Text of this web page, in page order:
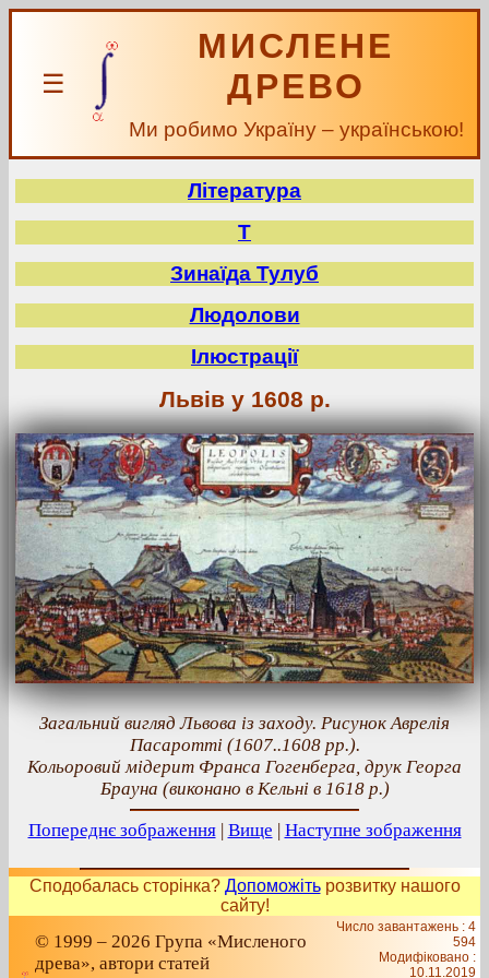
☰
МИСЛЕНЕ
ДРЕВО
Ми робимо Україну – українською!
Література
Т
Зинаїда Тулуб
Людолови
Ілюстрації
Львів у 1608 р.
Загальний вигляд Львова із заходу. Рисунок Аврелія
Пасаротті (1607..1608 рр.).
Кольоровий мідерит Франса Гогенберга, друк Георга
Брауна (виконано в Кельні в 1618 р.)
Попереднє зображення| Вище Наступне зображення
Сподобалась сторінка? Допоможітьрозвитку нашого
сайту!
© 1999 – 2026 Група «Мисленого
древа», автори статей
Число завантажень : 4
594
Модифіковано :
10.11.2019